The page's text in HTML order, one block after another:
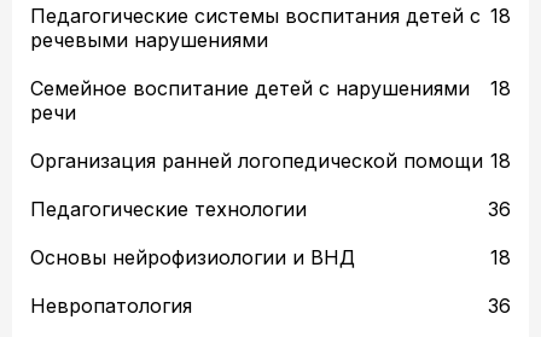
Педагогические системы воспитания детей с
речевыми нарушениями
18
Семейное воспитание детей с нарушениями
речи
18
Организация ранней логопедической помощи 18
Педагогические технологии
36
Основы нейрофизиологии и ВНД
18
Невропатология
36